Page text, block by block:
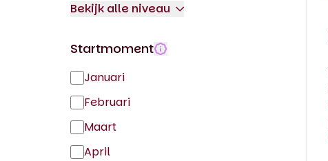
C1-C2 (Vergevorderd)
Bekijk alle niveau
Startmoment
Januari
Februari
Maart
April